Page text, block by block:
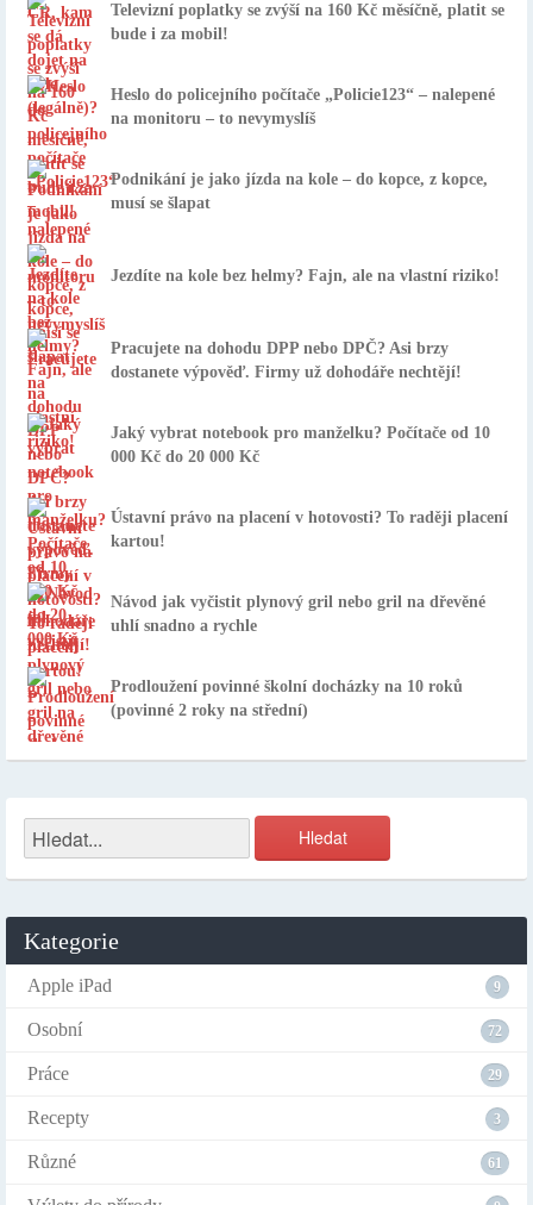
Televizní poplatky se zvýší na 160 Kč měsíčně, platit se
bude i za mobil!
Heslo do policejního počítače „Policie123“ – nalepené
na monitoru – to nevymyslíš
Podnikání je jako jízda na kole – do kopce, z kopce,
musí se šlapat
Jezdíte na kole bez helmy? Fajn, ale na vlastní riziko!
Pracujete na dohodu DPP nebo DPČ? Asi brzy
dostanete výpověď. Firmy už dohodáře nechtějí!
Jaký vybrat notebook pro manželku? Počítače od 10
000 Kč do 20 000 Kč
Ústavní právo na placení v hotovosti? To raději placení
kartou!
Návod jak vyčistit plynový gril nebo gril na dřevěné
uhlí snadno a rychle
Prodloužení povinné školní docházky na 10 roků
(povinné 2 roky na střední)
Kategorie
Apple iPad 9
Osobní 72
Práce 29
Recepty 3
Různé 61